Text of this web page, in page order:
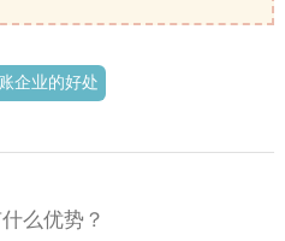
企业的好处
么优势？